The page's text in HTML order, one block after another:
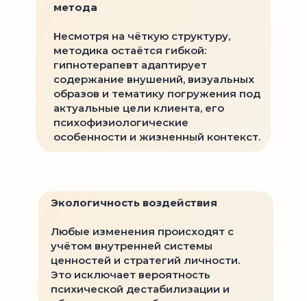
Экологичность воздействия
Любые изменения происходят с
учётом внутренней системы
ценностей и стратегий личности.
Это исключает вероятность
психической дестабилизации и
метода
Несмотря на чёткую структуру,
методика остаётся гибкой:
гипнотерапевт адаптирует
содержание внушений, визуальных
образов и тематику погружения под
актуальные цели клиента, его
психофизиологические
особенности и жизненный контекст.